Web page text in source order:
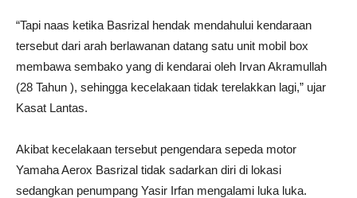
“Tapi naas ketika Basrizal hendak mendahului kendaraan
tersebut dari arah berlawanan datang satu unit mobil box
membawa sembako yang di kendarai oleh Irvan Akramullah
(28 Tahun ), sehingga kecelakaan tidak terelakkan lagi,” ujar
Kasat Lantas.
Akibat kecelakaan tersebut pengendara sepeda motor
Yamaha Aerox Basrizal tidak sadarkan diri di lokasi
sedangkan penumpang Yasir Irfan mengalami luka luka.